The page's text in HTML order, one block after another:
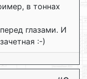
в тоннах
глазами. И
:-)